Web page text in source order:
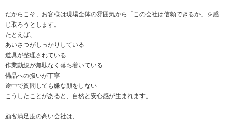
だからこそ、お客様は現場全体の雰囲気から「この会社は信頼できるか」を感
じ取ろうとします。
たとえば、
あいさつがしっかりしている
道具が整理されている
作業動線が無駄なく落ち着いている
備品への扱いが丁寧
途中で質問しても嫌な顔をしない
こうしたことがあると、自然と安心感が生まれます。
顧客満足度の高い会社は、